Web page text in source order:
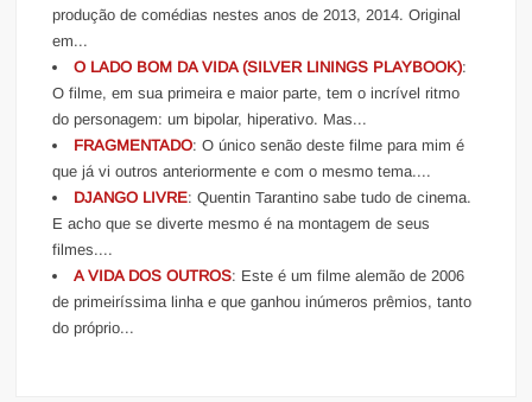
produção de comédias nestes anos de 2013, 2014. Original
em...
O LADO BOM DA VIDA (SILVER LININGS PLAYBOOK):
O filme, em sua primeira e maior parte, tem o incrível ritmo
do personagem: um bipolar, hiperativo. Mas...
FRAGMENTADO: O único senão deste filme para mim é
que já vi outros anteriormente e com o mesmo tema....
DJANGO LIVRE: Quentin Tarantino sabe tudo de cinema.
E acho que se diverte mesmo é na montagem de seus
filmes....
A VIDA DOS OUTROS: Este é um filme alemão de 2006
de primeiríssima linha e que ganhou inúmeros prêmios, tanto
do próprio...